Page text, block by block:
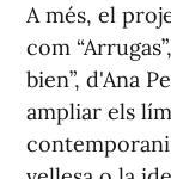
A més, el
com
bien”, d'Ana
ampliar els